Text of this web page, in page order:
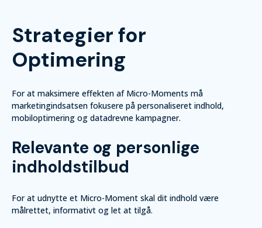
Strategier for
Optimering
For at maksimere effekten af Micro-Moments må
marketingindsatsen fokusere på personaliseret indhold,
mobiloptimering og datadrevne kampagner.
Relevante og personlige
indholdstilbud
For at udnytte et Micro-Moment skal dit indhold være
målrettet, informativt og let at tilgå.